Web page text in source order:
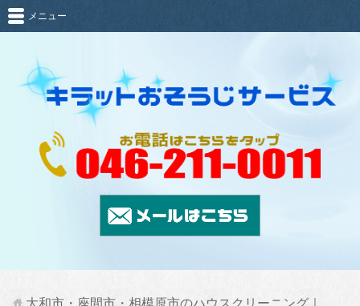
メニュー
大和市・座間市・相模原市のハウスクリーニング｜